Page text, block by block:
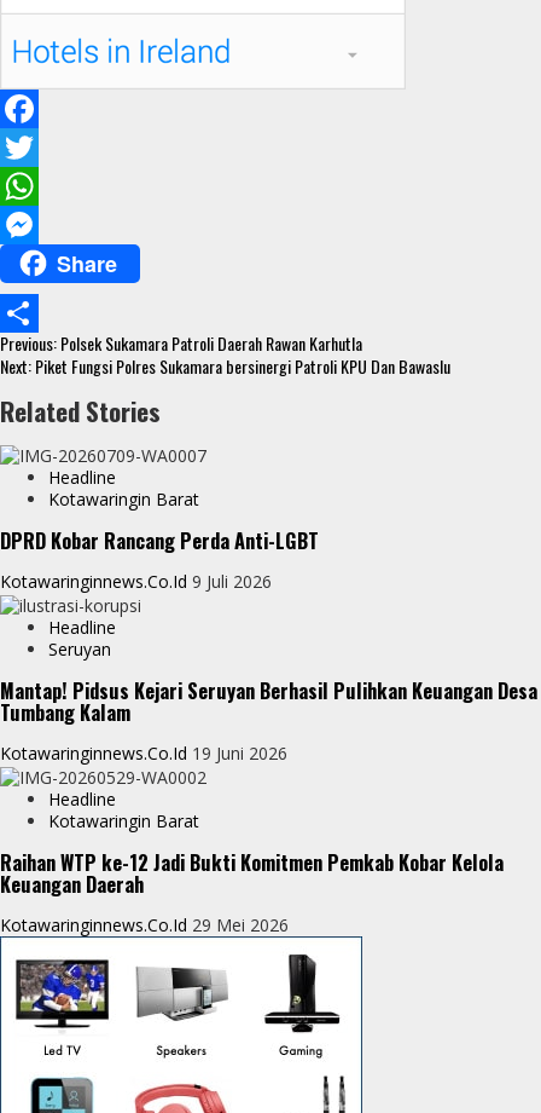
F
a
c
b
o
o
k
T
w
t
t
e
r
W
a
t
s
A
p
e
s
s
e
n
e
r
Share
S
a
r
Continue
Reading
Previous:Polsek Sukamara Patroli Daerah Rawan Karhutla
Next:Piket Fungsi Polres Sukamara bersinergi Patroli KPU Dan Bawaslu
Related Stories
Headline
Kotawaringin Barat
DPRD Kobar Rancang Perda Anti-LGBT
Kotawaringinnews.co.id 9 Juli 2026
Headline
Seruyan
Mantap! Pidsus Kejari Seruyan Berhasil Pulihkan Keuangan Desa
Tumbang Kalam
Kotawaringinnews.co.id 19 Juni 2026
Headline
Kotawaringin Barat
Raihan WTP ke-12 Jadi Bukti Komitmen Pemkab Kobar Kelola
Keuangan Daerah
Kotawaringinnews.co.id 29 Mei 2026